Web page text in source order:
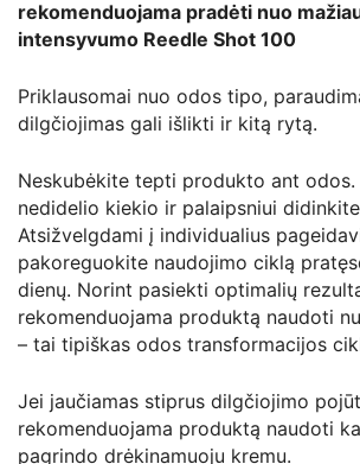
rekomenduojama pradėti nuo
intensyvumo Reedle Shot 100
Priklausomai nuo odos tipo,
dilgčiojimas gali išlikti ir kitą rytą.
Neskubėkite tepti produkto ant odos.
nedidelio kiekio ir palaipsniui
Atsižvelgdami į individualius
pakoreguokite naudojimo ciklą
dienų. Norint pasiekti optimalių
rekomenduojama produktą naudoti
– tai tipiškas odos transformacijos
Jei jaučiamas stiprus dilgčiojimo
rekomenduojama produktą naudoti
pagrindo drėkinamuoju kremu.